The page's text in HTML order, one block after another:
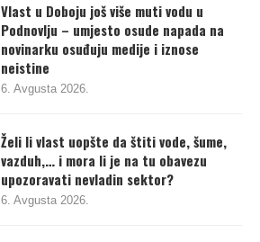
Vlast u Doboju još više muti vodu u
Podnovlju – umjesto osude napada na
novinarku osuđuju medije i iznose
neistine
6. Avgusta 2026.
Želi li vlast uopšte da štiti vode, šume,
vazduh,… i mora li je na tu obavezu
upozoravati nevladin sektor?
6. Avgusta 2026.